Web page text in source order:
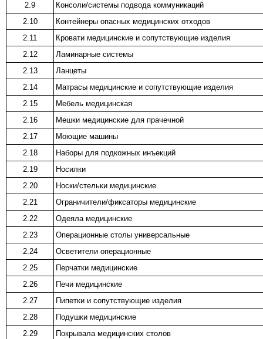
2.9
Консоли/системы подвода коммуникаций
2.10
Контейнеры опасных медицинских отходов
2.11
Кровати медицинские и сопутствующие изделия
2.12
Ламинарные системы
2.13
Ланцеты
2.14
Матрасы медицинские и сопутствующие изделия
2.15
Мебель медицинская
2.16
Мешки медицинские для прачечной
2.17
Моющие машины
2.18
Наборы для подкожных инъекций
2.19
Носилки
2.20
Носки/стельки медицинские
2.21
Ограничители/фиксаторы медицинские
2.22
Одеяла медицинские
2.23
Операционные столы универсальные
2.24
Осветители операционные
2.25
Перчатки медицинские
2.26
Печи медицинские
2.27
Пипетки и сопутствующие изделия
2.28
Подушки медицинские
2.29
Покрывала медицинских столов